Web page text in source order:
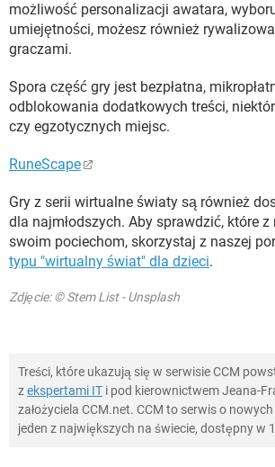
możliwość personalizacji awatara,
umiejętności, możesz również
graczami.
Spora część gry jest bezpłatna,
odblokowania dodatkowych treści,
czy egzotycznych miejsc.
RuneScape
Gry z serii wirtualne światy są również
dla najmłodszych. Aby sprawdzić, które
swoim pociechom, skorzystaj z naszej
typu "wirtualny świat" dla dzieci.
Zdjęcie: © Stem List - Unsplash
Treści, które ukazują się w serwisie CCM
zekspertami IT i pod kierownictwem Jeana-
założyciela CCM.net. CCM to serwis o
jeden z największych na świecie, dostępny w